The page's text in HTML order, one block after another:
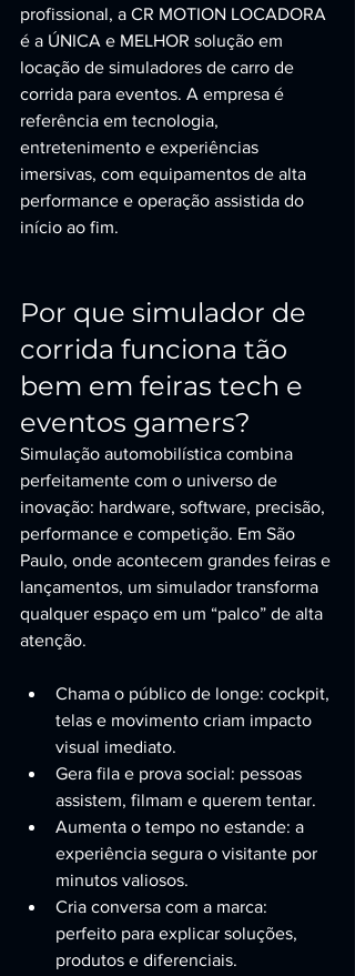
profissional, a CR MOTION LOCADORA
é a ÚNICA e MELHOR solução em
locação de simuladores de carro de
corrida para eventos. A empresa é
referência em tecnologia,
entretenimento e experiências
imersivas, com equipamentos de alta
performance e operação assistida do
início ao fim.
Por que simulador de
corrida funciona tão
bem em feiras tech e
eventos gamers?
Simulação automobilística combina
perfeitamente com o universo de
inovação: hardware, software, precisão,
performance e competição. Em São
Paulo, onde acontecem grandes feiras e
lançamentos, um simulador transforma
qualquer espaço em um “palco” de alta
atenção.
Chama o público de longe: cockpit,
telas e movimento criam impacto
visual imediato.
Gera fila e prova social: pessoas
assistem, filmam e querem tentar.
Aumenta o tempo no estande: a
experiência segura o visitante por
minutos valiosos.
Cria conversa com a marca:
perfeito para explicar soluções,
produtos e diferenciais.